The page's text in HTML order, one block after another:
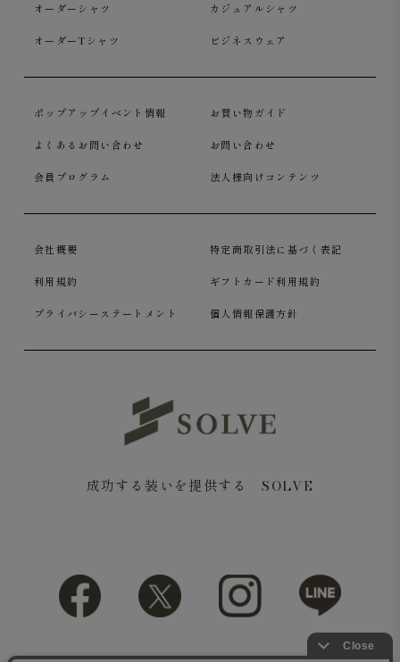
オーダーシャツ カジュアルシャツ
オーダーTシャツ ビジネスウェア
ポップアップイベント情報 お買い物ガイド
よくあるお問い合わせ お問い合わせ
会員プログラム 法人様向けコンテンツ
会社概要 特定商取引法に基づく表記
利用規約 ギフトカード利用規約
プライバシーステートメント 個人情報保護方針
成功する装いを提供する SOLVE